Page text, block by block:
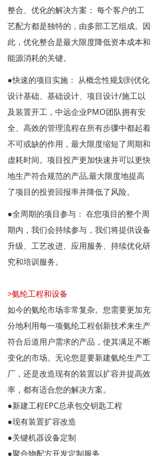
整合、优化的解决方案： 每个客户的工
艺配方都是独特的，由多部工艺组成。因
此，优化整合是最大限度降低资本成本和
能源消耗的关键。
●快速的项目实施： 从概念性规划到优化
设计基础、基础设计、项目设计/施工以
及装置开工，中远企业PMO团队拥有安
全、高效的管理流程在所有步骤中都起着
不可或缺的作用，最大限度缩短了周期和
虚耗时间。项目投产更加快速并可以更快
地生产符合规范的产品,最大限度地提高
了项目的投资回报率并降低了风险。
●全周期的项目参与： 在您项目的整个周
期内，我们会持续参与，我们将提供设备
升级、工艺改进、应用服务、持续优化研
究和培训服务。
>氨纶工程和设备
如今的氨纶市场非常复杂。您需要更加充
分地利用每一项氨纶工程创新技术来生产
符合后道用户需求的产品，使其满足不断
变化的市场。无论您是要新建氨纶生产工
厂，还是改造现有的装置以扩容并提高效
率，都有适合您的解决方案。
●新建工程EPC总承包交钥匙工程
●现有装置扩容改造
●关键机器设备定制
●聚合物配方开发定制服务